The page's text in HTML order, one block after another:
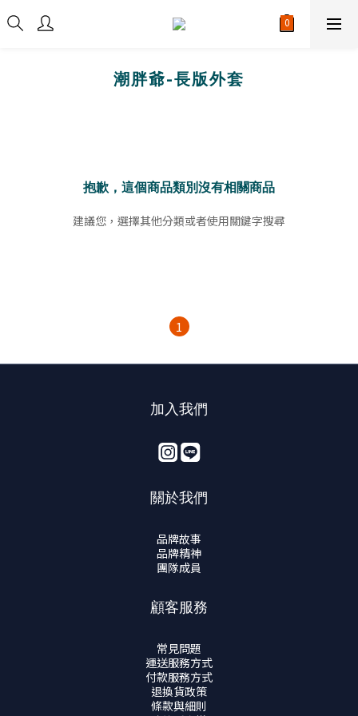
潮胖爺-長版外套
抱歉，這個商品類別沒有相關商品
建議您，選擇其他分類或者使用關鍵字搜尋
1
加入我們
關於我們
品牌故事
品牌精神
團隊成員
顧客服務
常見問題
運送服務方式
付款服務方式
退換貨政策
條款與細則